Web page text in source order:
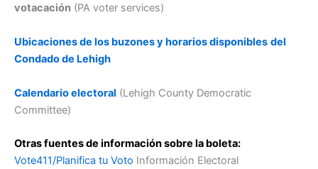
votacación (PA voter services)
Ubicaciones de los buzones y horarios disponibles del
Condado de Lehigh
Calendario electoral (Lehigh County Democratic
Committee)
Otras fuentes de información sobre la boleta:
Vote411/Planifica tu Voto Información Electoral